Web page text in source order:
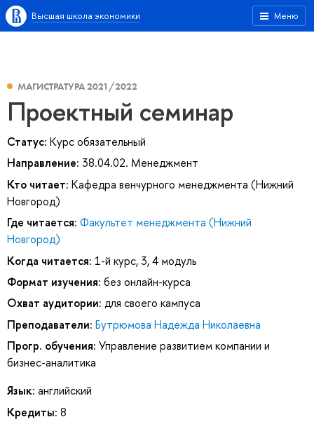
Меню
Высшая школа экономики
МАГИСТРАТУРА 2021/2022
Проектный семинар
Статус: Курс обязательный
Направление: 38.04.02. Менеджмент
Кто читает: Кафедра венчурного менеджмента (Нижний
Новгород)
Где читается: Факультет менеджмента (Нижний
Новгород)
Когда читается: 1-й курс, 3, 4 модуль
Формат изучения: без онлайн-курса
Охват аудитории: для своего кампуса
Преподаватели: Бутрюмова Надежда Николаевна
Прогр. обучения: Управление развитием компании и
бизнес-аналитика
Язык: английский
Кредиты: 8